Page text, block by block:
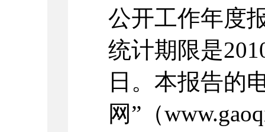
公开工作年度
统计期限是
日。本报告的
网”（